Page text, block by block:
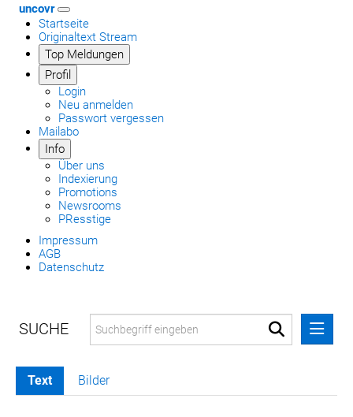
uncovr
Startseite
Originaltext Stream
Top Meldungen
Profil
Login
Neu anmelden
Passwort vergessen
Mailabo
Info
Über uns
Indexierung
Promotions
Newsrooms
PResstige
Impressum
AGB
Datenschutz
MELDUNGEN
Text Bilder